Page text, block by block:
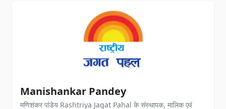
Manishankar Pandey
मणिशंकर पांडेय Rashtriya Jagat Pahal के संस्थापक, मालिक एवं